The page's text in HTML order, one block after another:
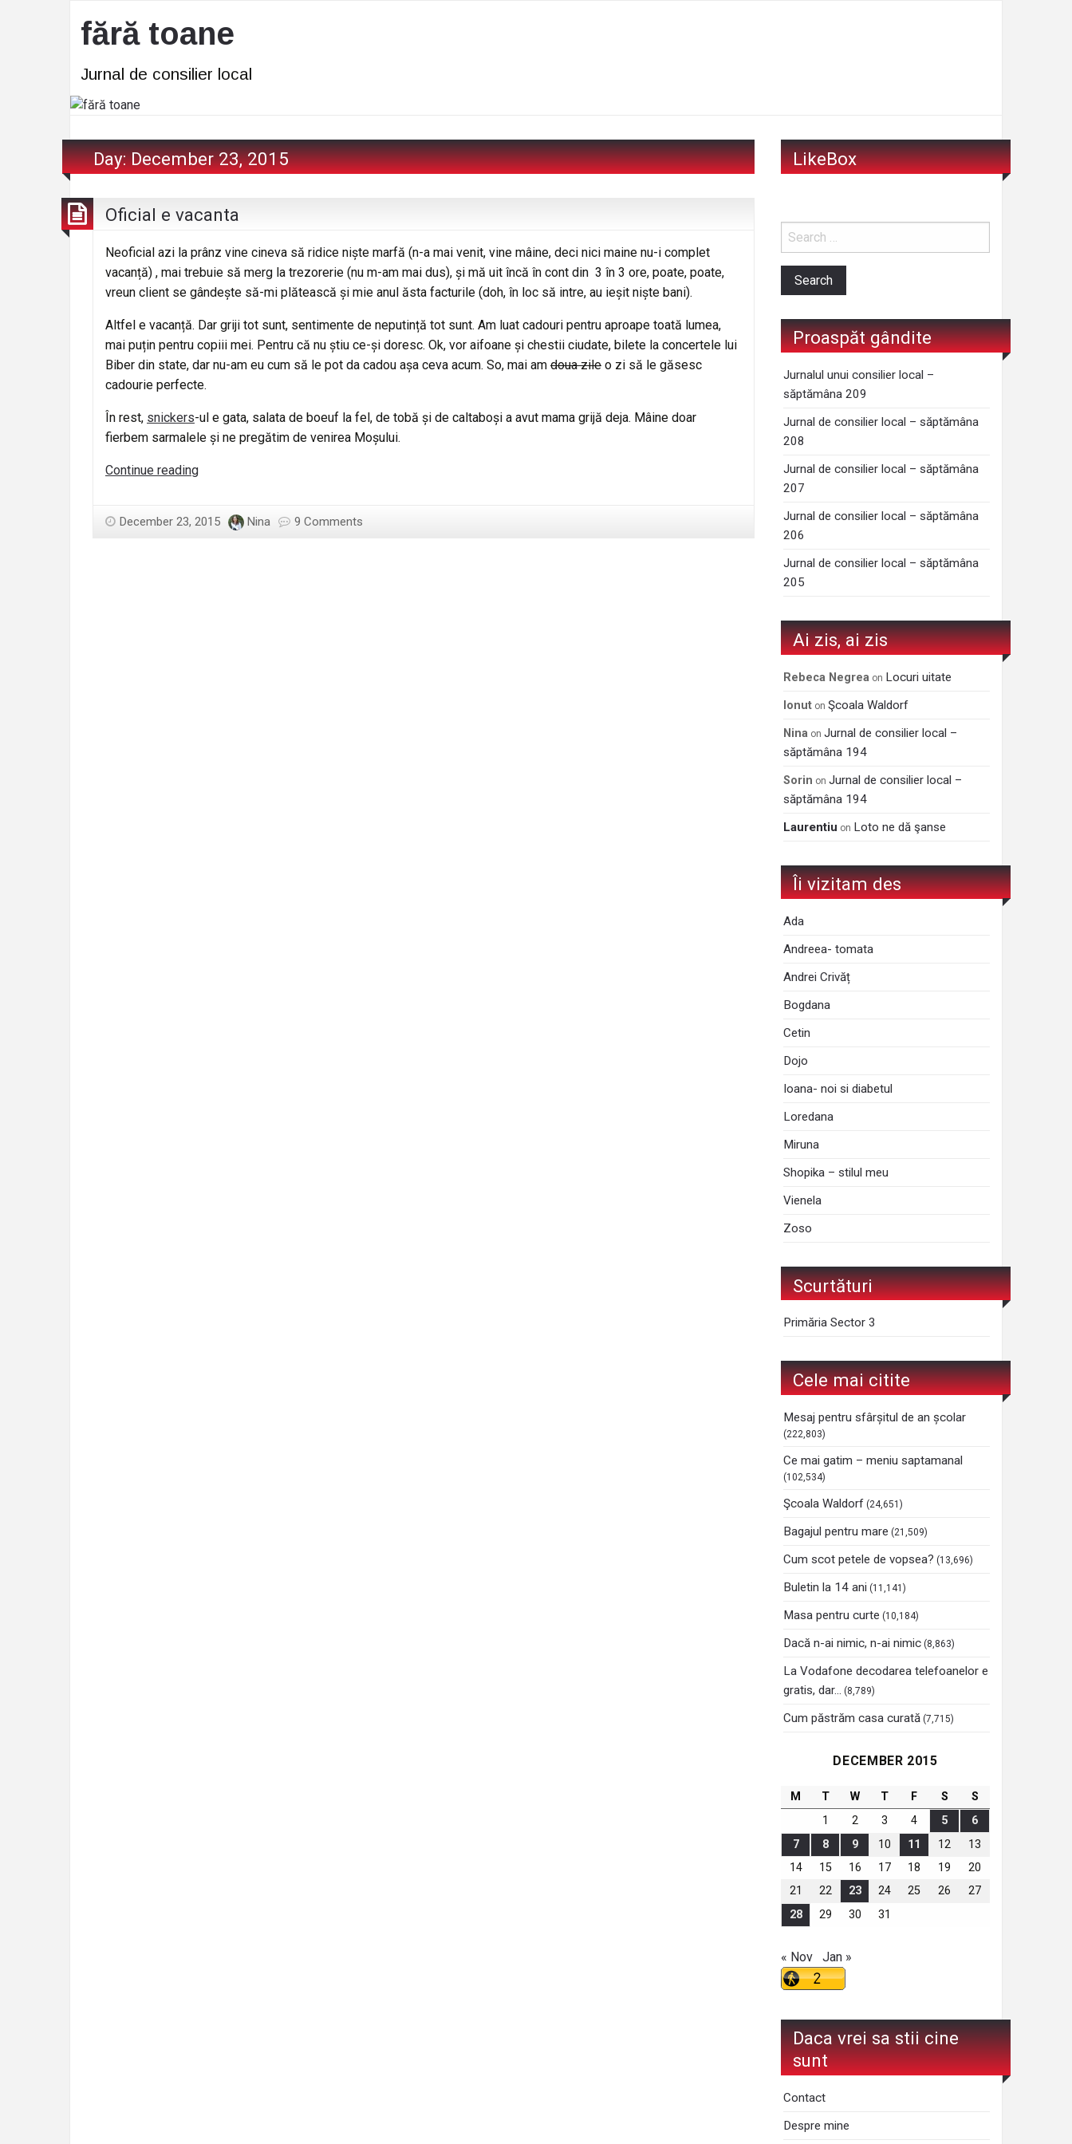
fără toane
Jurnal de consilier local
Day:December 23, 2015
Oficial e vacanta
Neoficial azi la prânz vine cineva să ridice niște marfă (n-a mai venit, vine mâine, deci nici maine nu-i complet
vacanță) , mai trebuie să merg la trezorerie (nu m-am mai dus), și mă uit încă în cont din 3 în 3 ore, poate, poate,
vreun client se gândește să-mi plătească și mie anul ăsta facturile (doh, în loc să intre, au ieșit niște bani).
Altfel e vacanță. Dar griji tot sunt, sentimente de neputință tot sunt. Am luat cadouri pentru aproape toată lumea,
mai puțin pentru copiii mei. Pentru că nu știu ce-și doresc. Ok, vor aifoane și chestii ciudate, bilete la concertele lui
Biber din state, dar nu-am eu cum să le pot da cadou așa ceva acum. So, mai am doua zile o zi să le găsesc
cadourie perfecte.
În rest, snickers-ul e gata, salata de boeuf la fel, de tobă și de caltaboși a avut mama grijă deja. Mâine doar
fierbem sarmalele și ne pregătim de venirea Moșului.
Continue readingOficial
December 23, 2015 Nina 9 Comments
LikeBox
Proaspăt gândite
Jurnalul unui consilier local –
săptămâna 209
Jurnal de consilier local – săptămâna
208
Jurnal de consilier local – săptămâna
207
Jurnal de consilier local – săptămâna
206
Jurnal de consilier local – săptămâna
205
Ai zis, ai zis
Rebeca Negrea on Locuri uitate
Ionut onŞcoala Waldorf
Nina onJurnal de consilier local –
săptămâna 194
Sorin onJurnal de consilier local –
săptămâna 194
Laurentiu on Loto ne dă şanse
Îi vizitam des
Ada
Andreea- tomata
Andrei Crivăț
Bogdana
Cetin
Dojo
Ioana- noi si diabetul
Loredana
Miruna
Shopika – stilul meu
Vienela
Zoso
Scurtături
Primăria Sector 3
Cele mai citite
Mesaj pentru sfârșitul de an școlar
(222,803)
Ce mai gatim – meniu saptamanal
(102,534)
Şcoala Waldorf (24,651)
Bagajul pentru mare (21,509)
Cum scot petele de vopsea? (13,696)
Buletin la 14 ani (11,141)
Masa pentru curte (10,184)
Dacă n-ai nimic, n-ai nimic (8,863)
La Vodafone decodarea telefoanelor e
gratis, dar… (8,789)
Cum păstrăm casa curată (7,715)
DECEMBER 2015
M T W T F S
S
1
2 3 4 5
6
7
8 9 10 11 12
13
14
15 16 17 18 19
20
21
22 23 24 25 26
27
28
29 30 31
« Nov Jan »
Daca vrei sa stii cine
sunt
Contact
Despre mine